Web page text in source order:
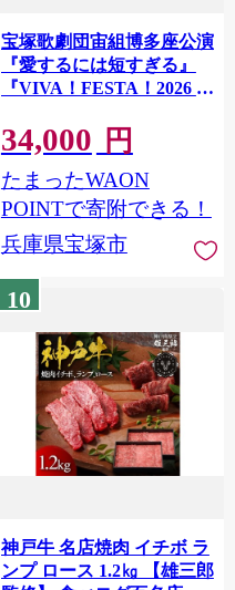
宝塚歌劇団宙組博多座公演
『愛するには短すぎる』
『VIVA！FESTA！2026 in
34,000 円
たまったWAON
POINTで寄附できる！
兵庫県宝塚市
10
神戸牛 名店焼肉 イチボ ラ
ンプ ロース 1.2㎏ 【雄三郎